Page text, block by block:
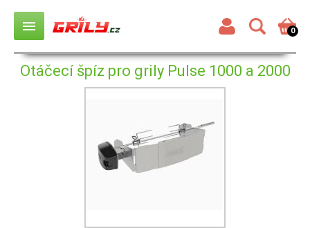
0
menu
Otáčecí špíz pro grily Pulse 1000 a 2000